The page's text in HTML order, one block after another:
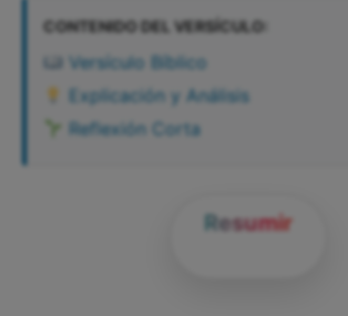
CONTENIDO DEL VERSÍCULO:
Versículo Bíblico
Explicación y Análisis
Reflexión Corta
Resumir